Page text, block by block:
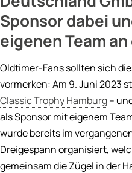
Sponsor dabei
eigenen Team
Oldtimer-Fans sollten sich
vormerken: Am 9. Juni 2023
Classic Trophy Hamburg–
als Sponsor mit eigenem
wurde bereits im
Dreigespann organisiert,
gemeinsam die Zügel in der